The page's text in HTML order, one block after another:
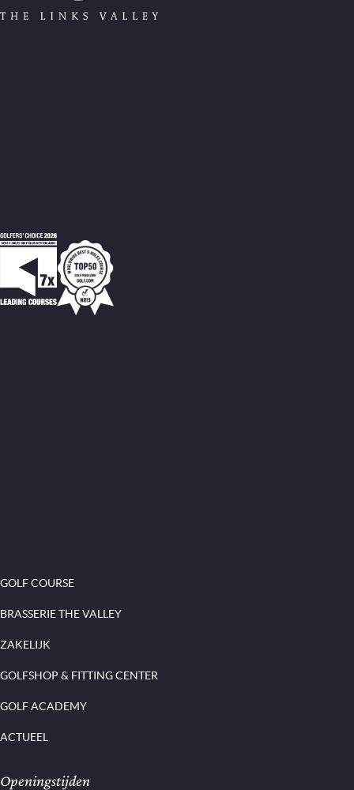
GOLF COURSE
BRASSERIE THE VALLEY
ZAKELIJK
GOLFSHOP & FITTING CENTER
GOLF ACADEMY
ACTUEEL
Openingstijden